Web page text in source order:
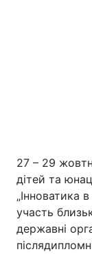
27 – 29
дітей та
„Інноватика
участь
державні